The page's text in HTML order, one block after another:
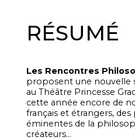
RÉSUMÉ
Les Rencontres
proposent une nouvelle
au Théâtre Princesse
cette année encore de
français et étrangers,
éminentes de la
créateurs…